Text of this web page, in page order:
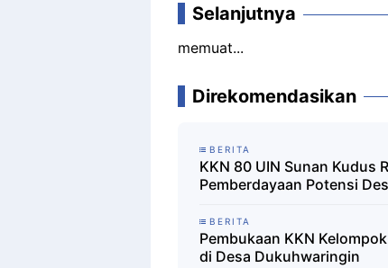
Selanjutnya
memuat...
Direkomendasikan
BERITA
KKN 80 UIN Sunan Kudus
Pemberdayaan Potensi
BERITA
Pembukaan KKN
di Desa Dukuhwaringin